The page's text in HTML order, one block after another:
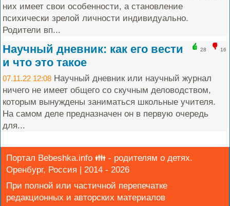
них имеет свои особенности, а становление
психически зрелой личности индивидуально.
Родители вп...
28 16
Научный дневник: как его вести
и что это такое
07.11.22 12:08 Научный дневник или научный журнал
ничего не имеет общего со скучным деловодством,
которым вынуждены заниматься школьные учителя.
На самом деле предназначен он в первую очередь
для...
Портал Bebeshka.info 👪 - родителям о детях.
Оренбург, Россия | 2014 - 2026
При полной или частичной перепечатке
редакционных и авторских материалов